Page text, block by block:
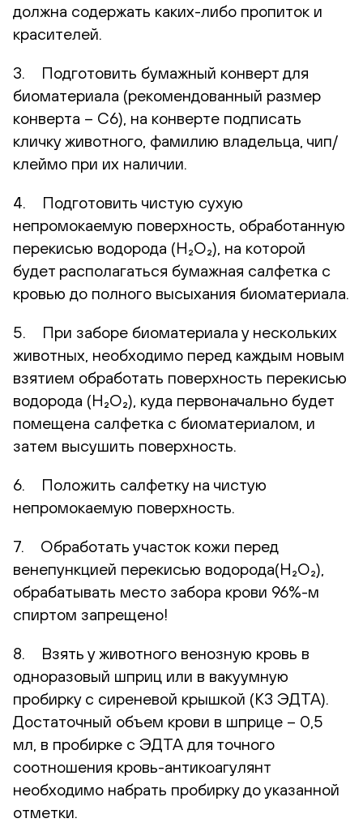
должна содержать каких-либо пропиток и
красителей.
3. Подготовить бумажный конверт для
биоматериала (рекомендованный размер
конверта – С6), на конверте подписать
кличку животного, фамилию владельца, чип/
клеймо при их наличии.
4. Подготовить чистую сухую
непромокаемую поверхность, обработанную
перекисью водорода (H₂O₂), на которой
будет располагаться бумажная салфетка с
кровью до полного высыхания биоматериала.
5. При заборе биоматериала у нескольких
животных, необходимо перед каждым новым
взятием обработать поверхность перекисью
водорода (H₂O₂), куда первоначально будет
помещена салфетка с биоматериалом, и
затем высушить поверхность.
6. Положить салфетку на чистую
непромокаемую поверхность.
7. Обработать участок кожи перед
венепункцией перекисью водорода(H₂O₂),
обрабатывать место забора крови 96%-м
спиртом запрещено!
8. Взять у животного венозную кровь в
одноразовый шприц или в вакуумную
пробирку с сиреневой крышкой (К3 ЭДТА).
Достаточный объем крови в шприце – 0,5
мл, в пробирке с ЭДТА для точного
соотношения кровь-антикоагулянт
необходимо набрать пробирку до указанной
отметки.